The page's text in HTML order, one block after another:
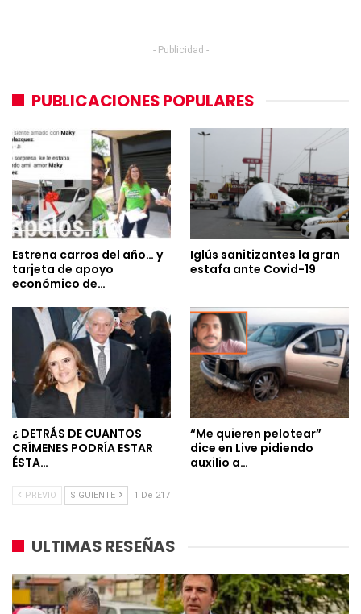
- Publicidad -
PUBLICACIONES POPULARES
Estrena carros del año… y
tarjeta de apoyo
económico de…
Iglús sanitizantes la gran
estafa ante Covid-19
¿ DETRÁS DE CUANTOS
CRÍMENES PODRÍA ESTAR
ÉSTA…
“Me quieren pelotear”
dice en Live pidiendo
auxilio a…
PREVIO SIGUIENTE 1 De 217
ULTIMAS RESEÑAS